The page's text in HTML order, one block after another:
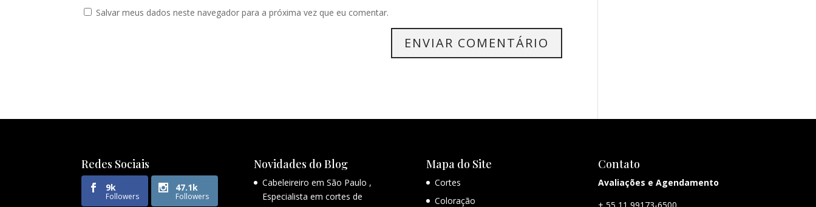
Salvar meus dados neste navegador para a próxima vez que eu comentar.
Redes Sociais
9k
Followers
47.1k
Followers
Novidades do Blog
Cabeleireiro em São Paulo ,
Especialista em cortes de
Mapa do Site
Cortes
Coloração
Contato
Avaliações e Agendamento
+ 55 11 99173-6500